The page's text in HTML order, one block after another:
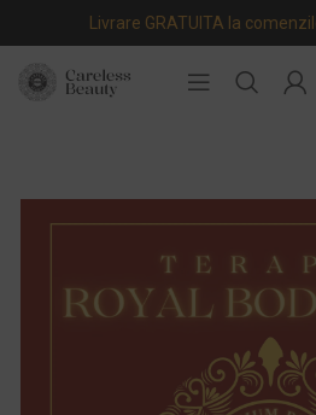
Livrare GRATUITA la